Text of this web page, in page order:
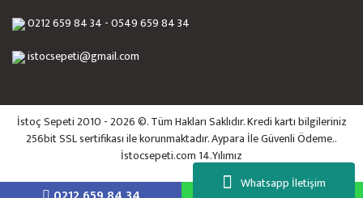
Whatsapp İletişim
0212 659 84 34 - 0549 659 84 34
istocsepeti@gmail.com
İstoç Sepeti 2010 - 2026 ©. Tüm Hakları Saklıdır. Kredi kartı bilgileriniz
256bit SSL sertifikası ile korunmaktadır. Aypara İle Güvenli Ödeme..
İstocsepeti.com 14.Yılımız